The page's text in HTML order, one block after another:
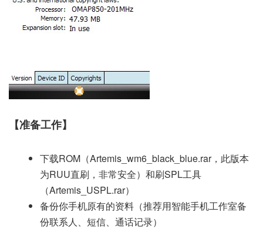
【准备工作】
下载ROM（Artemis_wm6_black_blue.rar，此版本
为RUU直刷，非常安全）和刷SPL工具
（Artemis_USPL.rar）
备份你手机原有的资料（推荐用智能手机工作室备
份联系人、短信、通话记录）